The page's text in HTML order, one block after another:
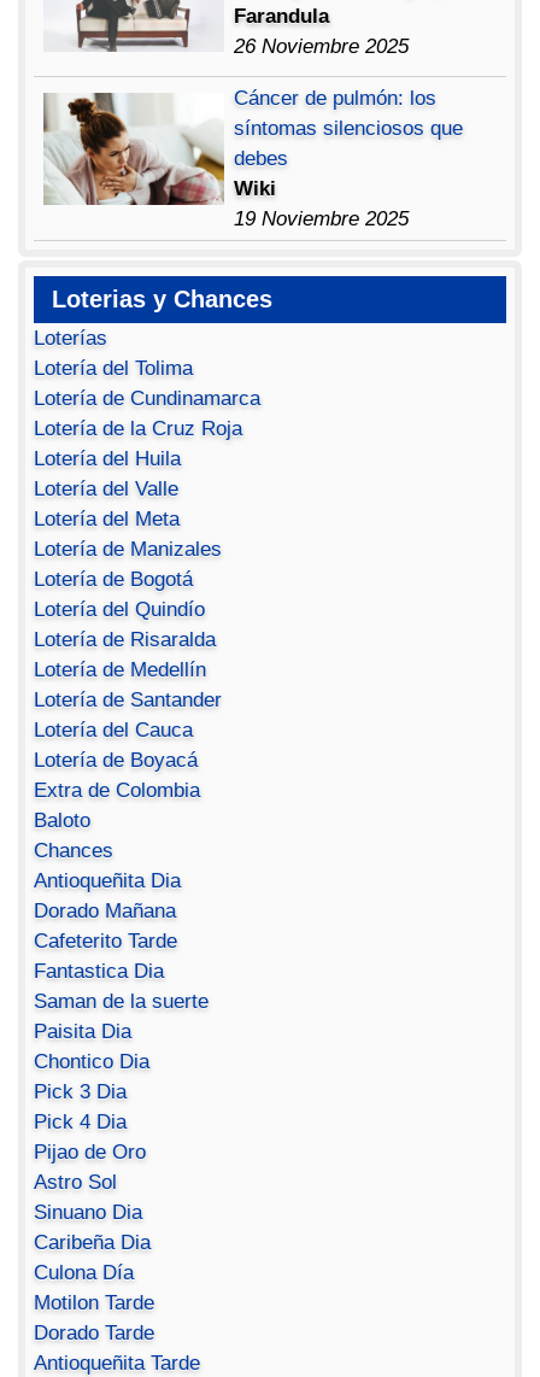
Farandula
26 Noviembre 2025
Cáncer de pulmón: los
síntomas silenciosos que
debes
Wiki
19 Noviembre 2025
Loterias y Chances
Loterías
Lotería del Tolima
Lotería de Cundinamarca
Lotería de la Cruz Roja
Lotería del Huila
Lotería del Valle
Lotería del Meta
Lotería de Manizales
Lotería de Bogotá
Lotería del Quindío
Lotería de Risaralda
Lotería de Medellín
Lotería de Santander
Lotería del Cauca
Lotería de Boyacá
Extra de Colombia
Baloto
Chances
Antioqueñita Dia
Dorado Mañana
Cafeterito Tarde
Fantastica Dia
Saman de la suerte
Paisita Dia
Chontico Dia
Pick 3 Dia
Pick 4 Dia
Pijao de Oro
Astro Sol
Sinuano Dia
Caribeña Dia
Culona Día
Motilon Tarde
Dorado Tarde
Antioqueñita Tarde